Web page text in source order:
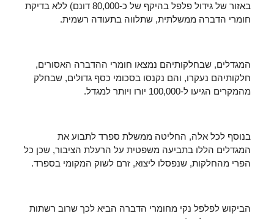
באזור של גידול פלפל בהיקף של כ-80,000 דונם) ללא בדיקת
חומרי הדברה ממשלתית, שתלווה בתעודה רשמית.
המגדלים, שבחלקותיהם נמצאו חומרי ההדברה האסורים,
חלקותיהם נעקרו, והם נקנסו בסכומי כסף גדולים, שבחלק
מהמקרים הגיעו ל-100,000 יורו ויותר למגדל.
בנוסף לכל אלה, החליטה ממשלת ספרד לתבוע את
המגדלים הללו בתביעה משפטית על הרעלת הציבור, שכן כל
הפרי מהחלקות, שנפסלו ליצוא, זרם לשוק המקומי בספרד.
הביקוש לפלפל נקי מחומרי הדברה הביא לכך שרוב רשתות